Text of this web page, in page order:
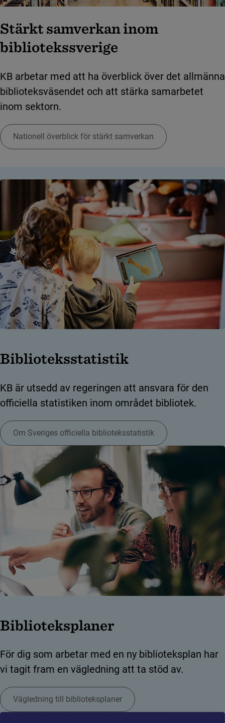
Stärkt samverkan inom
bibliotekssverige
KB arbetar med att ha överblick över det allmänna
biblioteksväsendet och att stärka samarbetet
inom sektorn.
Nationell överblick för stärkt samverkan
Biblioteksstatistik
KB är utsedd av regeringen att ansvara för den
officiella statistiken inom området bibliotek.
Om Sveriges officiella biblioteksstatistik
Biblioteksplaner
För dig som arbetar med en ny biblioteksplan har
vi tagit fram en vägledning att ta stöd av.
Vägledning till biblioteksplaner